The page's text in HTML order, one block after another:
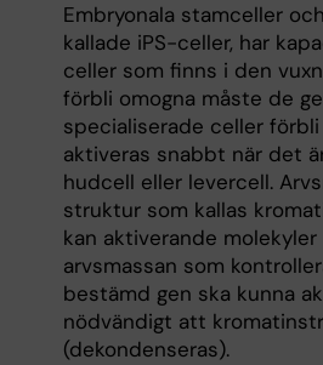
Embryonala stamceller
kallade iPS-celler, har
celler som finns i den
förbli omogna måste de
specialiserade celler
aktiveras snabbt när det
hudcell eller levercell.
struktur som kallas
kan aktiverande
arvsmassan som
bestämd gen ska kunna
nödvändigt att
(dekondenseras).